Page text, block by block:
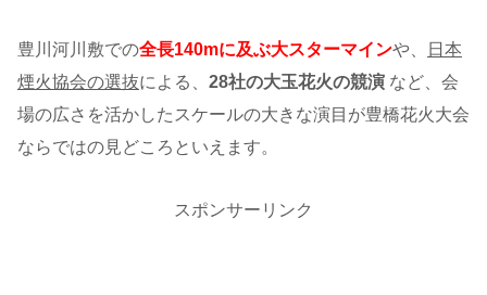
豊川河川敷での全長140mに及ぶ大スターマインや、
日本
煙火協会の選抜による、 28社の大玉花火の競演 など、会
場の広さを活かしたスケールの大きな演目が豊橋花火大会
ならではの見どころといえます。
スポンサーリンク